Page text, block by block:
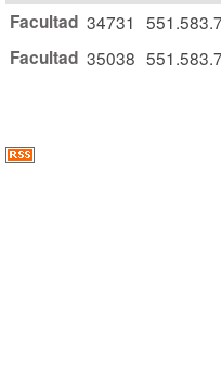
Facultad 34731
Facultad 35038